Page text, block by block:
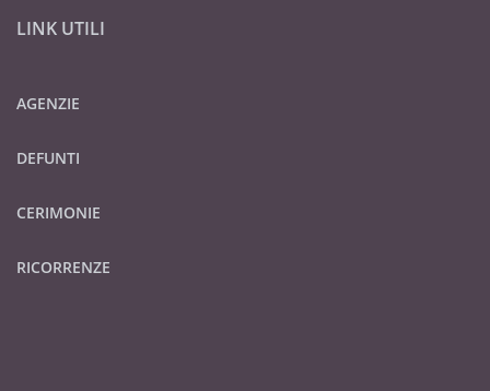
LINK UTILI
AGENZIE
DEFUNTI
CERIMONIE
RICORRENZE